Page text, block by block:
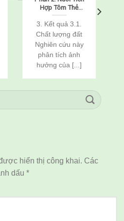
Hợp Tôm Thẻ
Chân Trắng
(Penaeus
vannamei) Và Cá
Rô Phi
(Oreochromis
niloticus) Thông
Qua Cải Tạo Đất
3. Kết quả 3.1.
Chất lượng đất
Nghiên cứu này
phân tích ảnh
hưởng của [...]
hiển thị công khai. Các
dấu *